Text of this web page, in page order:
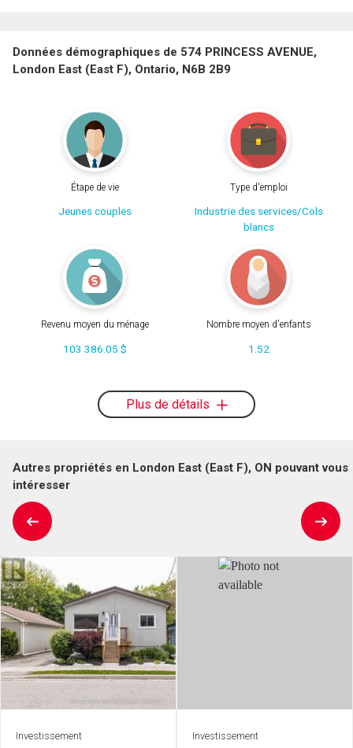
Données démographiques de 574 PRINCESS AVENUE,
London East (East F), Ontario, N6B 2B9
Étape de vie
Jeunes couples
Type d'emploi
Industrie des services/Cols
blancs
Revenu moyen du ménage
103 386.05 $
Nombre moyen d'enfants
1.52
Plus de détails
Autres propriétés en London East (East F), ON pouvant vous
intéresser
Investissement Investissement